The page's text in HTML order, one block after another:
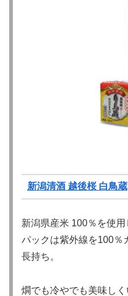
新潟清酒 越後桜 白鳥蔵
新潟県産米 100％を使
パックは紫外線を100％
長持ち。
燗でも冷やでも美味し